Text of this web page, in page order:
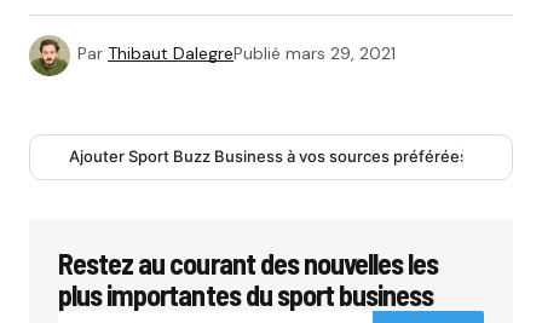
Par Thibaut DalegrePublié mars 29, 2021
Ajouter Sport Buzz Business à vos sources préférées
Restez au courant des nouvelles les
plus importantes du sport business